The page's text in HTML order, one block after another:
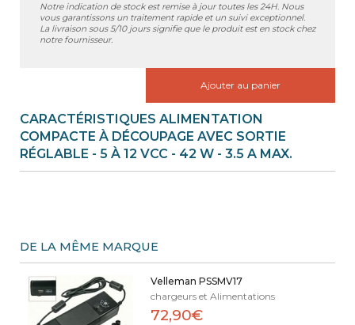
Notre indication de stock est remise à jour toutes les 24H. Nous
vous garantissons un traitement rapide et un suivi exceptionnel.
La livraison sous 5/10 jours signifie que le produit est en stock chez
notre fournisseur.
Ajouter au panier
CARACTÉRISTIQUES ALIMENTATION
COMPACTE À DÉCOUPAGE AVEC SORTIE
RÉGLABLE - 5 À 12 VCC - 42 W - 3.5 A MAX.
DE LA MÊME MARQUE
Velleman PSSMV17
chargeurs et Alimentations
72,90€